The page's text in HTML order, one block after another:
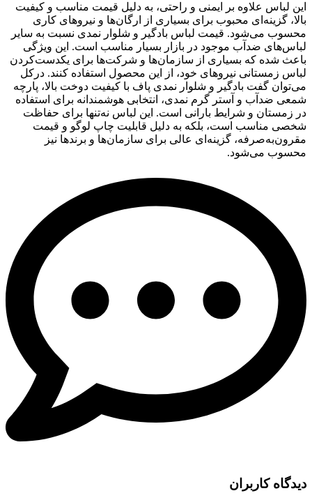
این لباس علاوه بر ایمنی و راحتی، به دلیل قیمت مناسب و کیفیت
بالا، گزینه‌ای محبوب برای بسیاری از ارگان‌ها و نیروهای کاری
محسوب می‌شود. قیمت لباس بادگیر و شلوار نمدی نسبت به سایر
لباس‌های ضد‌آب موجود در بازار بسیار مناسب است. این ویژگی
باعث شده که بسیاری از سازمان‌ها و شرکت‌ها برای یکدست‌کردن
لباس زمستانی نیروهای خود، از این محصول استفاده کنند. درکل
می‌توان گفت بادگیر و شلوار نمدی پاف با کیفیت دوخت بالا، پارچه
شمعی ضد‌آب و آستر گرم نمدی، انتخابی هوشمندانه برای استفاده
در زمستان و شرایط بارانی است. این لباس نه‌تنها برای حفاظت
شخصی مناسب است، بلکه به دلیل قابلیت چاپ لوگو و قیمت
مقرون‌به‌صرفه، گزینه‌ای عالی برای سازمان‌ها و برندها نیز
محسوب می‌شود.
دیدگاه کاربران